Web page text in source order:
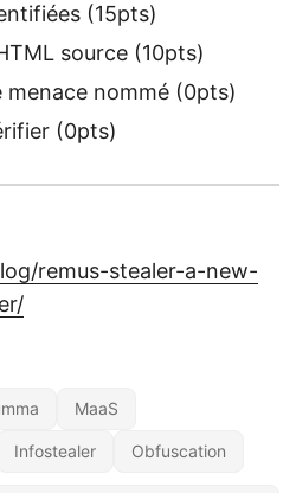
(15pts)
source (10pts)
menace nommé (0pts)
(0pts)
remus-stealer-a-new-
MaaS
Infostealer Obfuscation